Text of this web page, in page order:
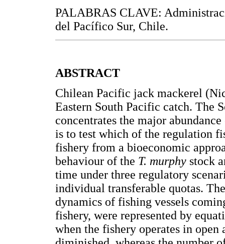
PALABRAS CLAVE:
del Pacífico Sur, Chile.
ABSTRACT
Chilean Pacific jack mackerel
Eastern South Pacific catch. The
concentrates the major
is to test which of the regulation
fishery from a bioeconomic
behaviour of the T. murphy stock
time under three regulatory
individual transferable quotas.
dynamics of fishing vessels
fishery, were represented by
when the fishery operates in open